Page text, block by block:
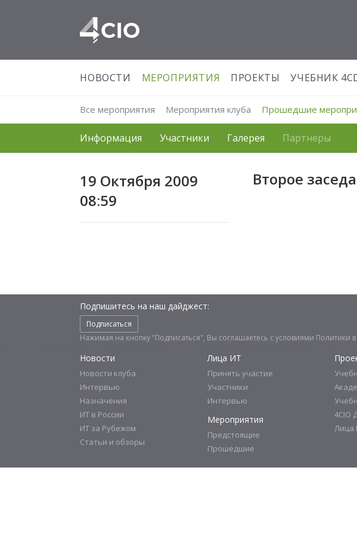
НОВОСТИ МЕРОПРИЯТИЯ
Все мероприятия Мероприятия клуба Прошедшие
ПРОЕКТЫ УЧЕБНИК
Информация Участники Галерея Партнеры
19 Октября 2009
08:59
Второе
Подпишитесь на наш дайджест:
Подписаться
Нажимая на кнопку "Подписаться", Вы соглашаетесь с условиями Политики
Новости
Новости клуба
Интервью
Назначения
ИТ в России
ИТ за Рубежом
Статьи и обзоры
Лица ИТ
Принять участие
Участники
Интервью
Мероприятия
Предстоящие
Прошедшие
4CIO
Лица